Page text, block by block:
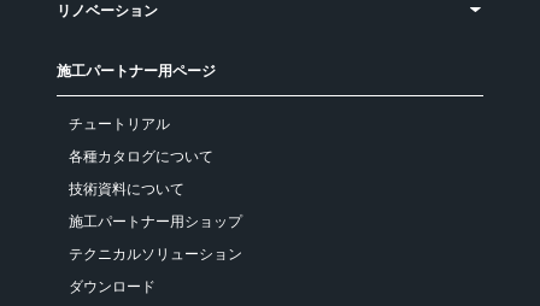
リノベーション
施工パートナー用ページ
チュートリアル
各種カタログについて
技術資料について
施工パートナー用ショップ
テクニカルソリューション
ダウンロード